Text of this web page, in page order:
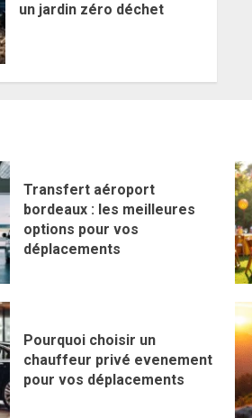
un jardin zéro déchet
Transfert aéroport
bordeaux : les meilleures
options pour vos
déplacements
Pourquoi choisir un
chauffeur privé evenement
pour vos déplacements